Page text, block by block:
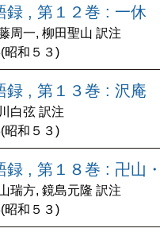
録 , 第１２巻 : 一休
周一, 柳田聖山 訳注
昭和５３)
録 , 第１３巻 : 沢庵
白弦 訳注
昭和５３)
録 , 第１８巻 : 卍山
瑞方, 鏡島元隆 訳注
昭和５３)